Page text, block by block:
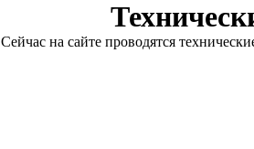
Сейчас на сайте проводятся